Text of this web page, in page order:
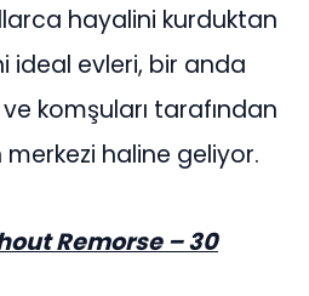
hayalini kurduktan
ideal evleri, bir anda
komşuları tarafından
haline geliyor.
Remorse – 30